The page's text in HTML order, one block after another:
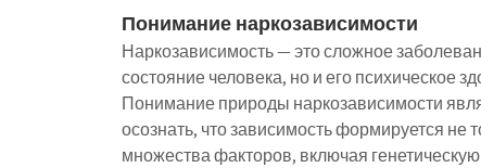
Понимание наркозависимости
Наркозависимость — это сложное
состояние человека, но и его психическое
Понимание природы наркозависимости
осознать, что зависимость формируется не
множества факторов, включая